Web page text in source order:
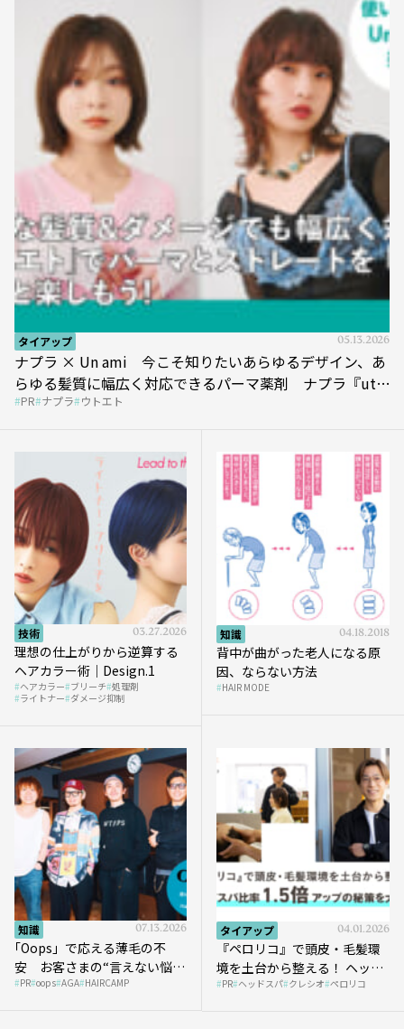
タイアップ 05.13.2026
ナプラ × Un ami 今こそ知りたいあらゆるデザイン、あ
らゆる髪質に幅広く対応できるパーマ薬剤 ナプラ『ut-
et』
PR ナプラ ウトエト
技術 03.27.2026
理想の仕上がりから逆算する
ヘアカラー術｜Design.1
ヘアカラー ブリーチ 処理剤
ライトナー ダメージ抑制
知識 04.18.2018
背中が曲がった老人になる原
因、ならない方法
HAIR MODE
知識 07.13.2026
｢Oops」で応える薄毛の不
安 お客さまの“言えない悩
み”にどう向き合う？ ＃01
PR oops AGA HAIRCAMP
タイアップ 04.01.2026
『ペロリコ』で頭皮・毛髪環
境を土台から整える！ ヘッド
スパ比率1.5倍アップの秘策を
PR ヘッドスパ クレシオ ペロリコ